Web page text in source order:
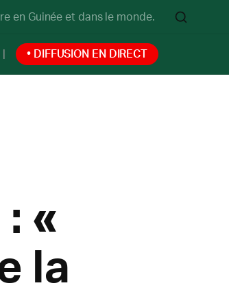
en Guinée et dans le monde.
• DIFFUSION EN DIRECT
«
la